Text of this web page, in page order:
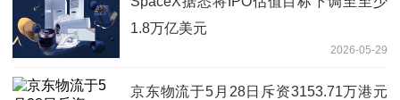
1.8万亿美元
2026-05-29
京东物流于5月28日斥资3153.71万港元